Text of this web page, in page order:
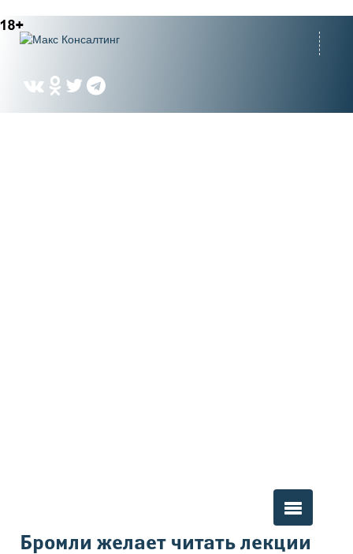
Вы здесь
Бромли желает читать лекции